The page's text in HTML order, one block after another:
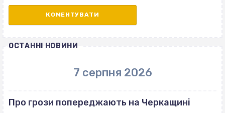
ОСТАННІ НОВИНИ
7 серпня 2026
Про грози попереджають на Черкащині